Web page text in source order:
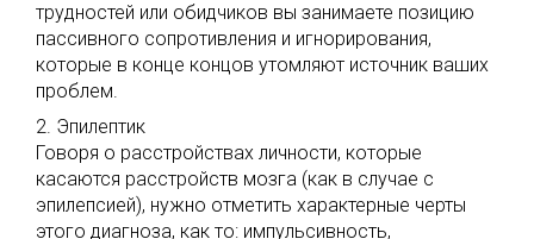
трудностей или обидчиков вы занимаете позицию
пассивного сопротивления и игнорирования,
которые в конце концов утомляют источник ваших
проблем.
2. Эпилептик
Говоря о расстройствах личности, которые
касаются расстройств мозга (как в случае с
эпилепсией), нужно отметить характерные черты
этого диагноза, как то: импульсивность,